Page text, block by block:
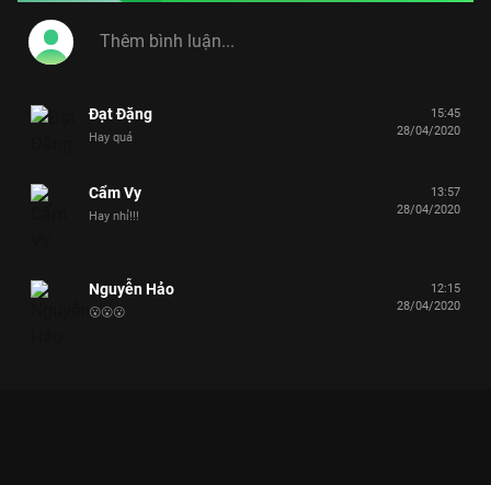
Đạt Đặng
Hay quá
15:45
28/04/2020
Cẩm Vy
Hay nhỉ!!!
13:57
28/04/2020
Nguyễn Hảo
😮😮😮
12:15
28/04/2020